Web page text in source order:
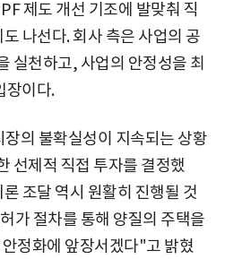
제도 개선 기조에 발맞춰 직
나선다. 회사 측은 사업의 공
실천하고, 사업의 안정성을 최
장이다.
의 불확실성이 지속되는 상황
선제적 직접 투자를 결정했
조달 역시 원활히 진행될 것
가 절차를 통해 양질의 주택을
정화에 앞장서겠다"고 밝혔